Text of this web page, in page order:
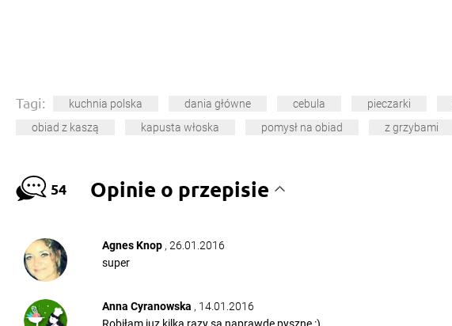
Tagi: kuchnia polska dania główne cebula pieczarki
obiad z kaszą
kapusta włoska pomysł na obiad z grzybami
54 Opinie o przepisie
Agnes Knop , 26.01.2016
super
Anna Cyranowska , 14.01.2016
Robiłam juz kilka razy są naprawde pyszne :)